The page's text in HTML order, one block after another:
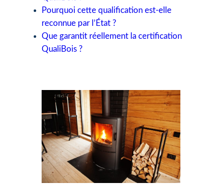
Pourquoi cette qualification est-elle
reconnue par l’État ?
Que garantit réellement la certification
QualiBois ?